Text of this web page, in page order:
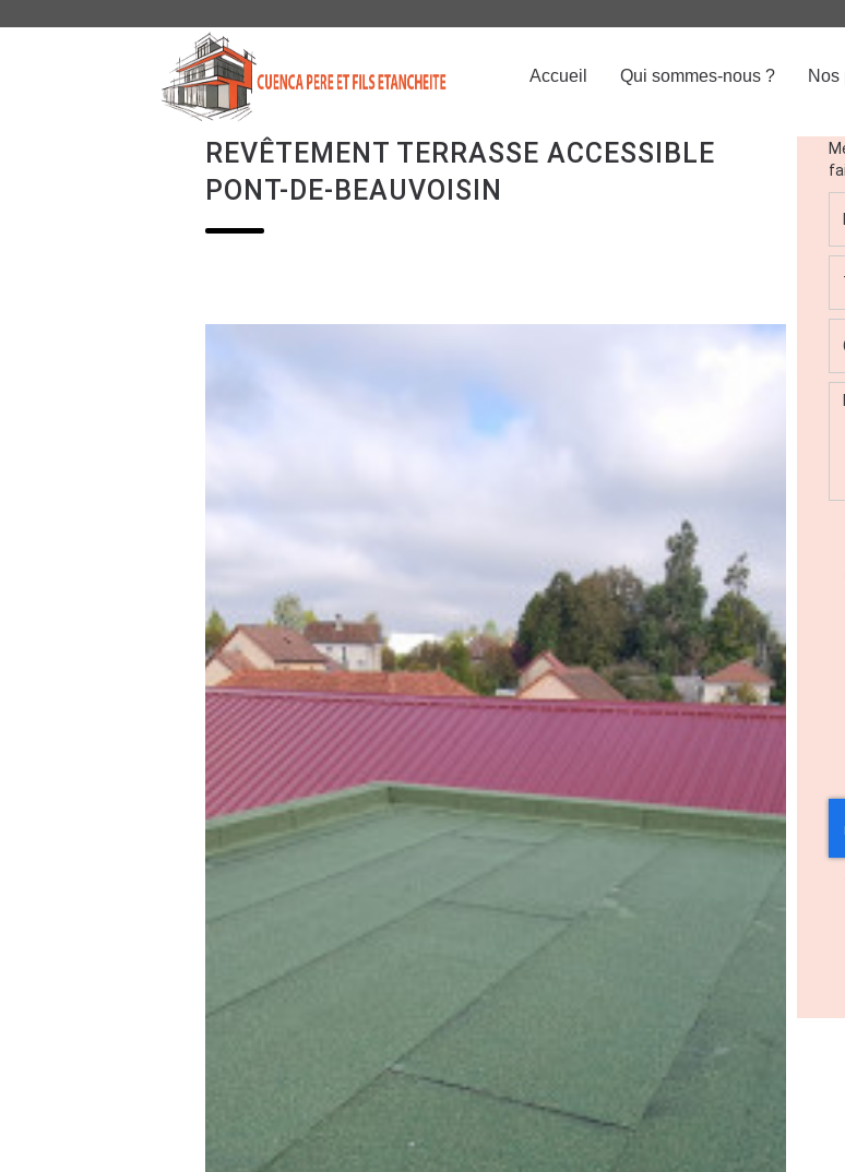
ET
Accueil Qui sommes-nous ? Nos
REVÊTEMENT TERRASSE ACCESSIBLE
PONT-DE-BEAUVOISIN